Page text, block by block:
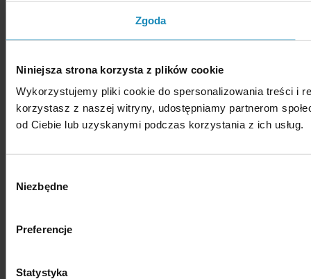
Zgoda
Niniejsza strona korzysta z plików cookie
Wykorzystujemy pliki cookie do spersonalizowania treści i
korzystasz z naszej witryny, udostępniamy partnerom
od Ciebie lub uzyskanymi podczas korzystania z ich usług.
zgody
Niezbędne
Preferencje
Statystyka